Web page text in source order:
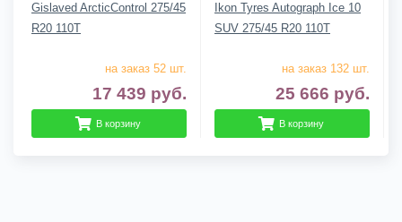
Gislaved ArcticControl 275/45
R20 110T
на заказ 52 шт.
17 439 руб.
В корзину
Ikon Tyres Autograph Ice 10
SUV 275/45 R20 110T
на заказ 132 шт.
25 666 руб.
В корзину